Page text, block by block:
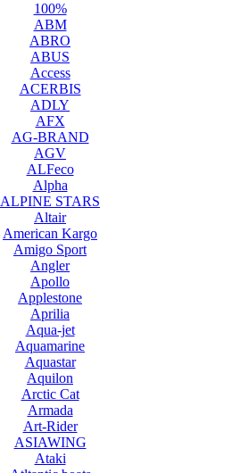
100%
ABM
ABRO
ABUS
Access
ACERBIS
ADLY
AFX
AG-BRAND
AGV
ALFeco
Alpha
ALPINE STARS
Altair
American Kargo
Amigo Sport
Angler
Apollo
Applestone
Aprilia
Aqua-jet
Aquamarine
Aquastar
Aquilon
Arctic Cat
Armada
Art-Rider
ASIAWING
Ataki